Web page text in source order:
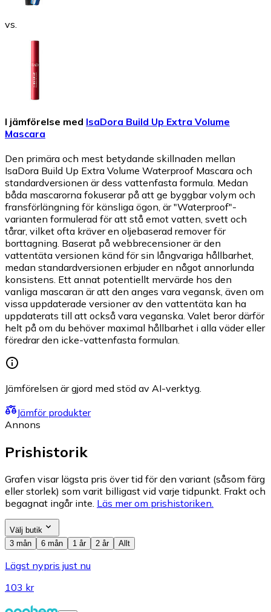
vs.
I jämförelse med IsaDora Build Up Extra Volume
Mascara
Den primära och mest betydande skillnaden mellan
IsaDora Build Up Extra Volume Waterproof Mascara och
standardversionen är dess vattenfasta formula. Medan
båda mascarorna fokuserar på att ge byggbar volym och
fransförlängning för känsliga ögon, är "Waterproof"-
varianten formulerad för att stå emot vatten, svett och
tårar, vilket ofta kräver en oljebaserad remover för
borttagning. Baserat på webbrecensioner är den
vattentäta versionen känd för sin långvariga hållbarhet,
medan standardversionen erbjuder en något annorlunda
konsistens. Ett annat potentiellt mervärde hos den
vanliga mascaran är att den anges vara vegansk, även om
vissa uppdaterade versioner av den vattentäta kan ha
uppdaterats till att också vara veganska. Valet beror därför
helt på om du behöver maximal hållbarhet i alla väder eller
föredrar den icke-vattenfasta formulan.
Jämförelsen är gjord med stöd av AI-verktyg.
Jämför produkter
Annons
Prishistorik
Grafen visar lägsta pris över tid för den variant (såsom färg
eller storlek) som varit billigast vid varje tidpunkt. Frakt och
begagnat ingår inte. Läs mer om prishistoriken.
Välj butik
3 mån
6 mån 1 år 2 år Allt
Lägst nypris just nu
103 kr